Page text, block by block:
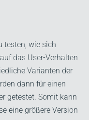
testen, wie sich
das User-Verhalten
Varianten der
dann für einen
getestet. Somit kann
eine größere Version